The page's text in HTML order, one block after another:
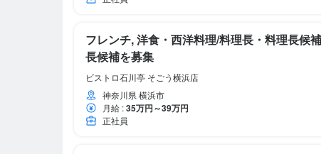
フレンチ, 洋食・西洋料理/料理長・料理長候
長候補を募集
ビストロ石川亭 そごう横浜店
神奈川県 横浜市
月給 :35万円～39万円
正社員